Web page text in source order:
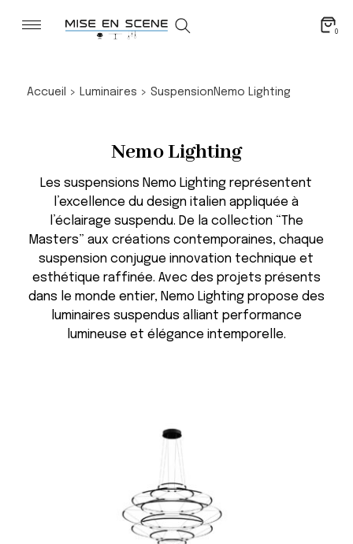
0
Accueil > Luminaires > Suspension Nemo Lighting
Nemo Lighting
Les suspensions Nemo Lighting représentent
l’excellence du design italien appliquée à
l’éclairage suspendu. De la collection “The
Masters” aux créations contemporaines, chaque
suspension conjugue innovation technique et
esthétique raffinée. Avec des projets présents
dans le monde entier, Nemo Lighting propose des
luminaires suspendus alliant performance
lumineuse et élégance intemporelle.